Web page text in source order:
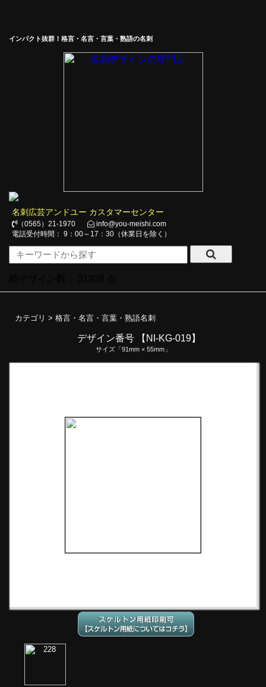
インパクト抜群！格言・名言・言葉・熟語の名刺
名刺広芸アンドユー カスタマーセンター
（0565）21-1970
info@you-meishi.com
電話受付時間： 9：00～17：30（休業日を除く）
カテゴリ > 格言・名言・言葉・熟語名刺
デザイン番号 【NI-KG-019】
サイズ「91mm × 55mm」